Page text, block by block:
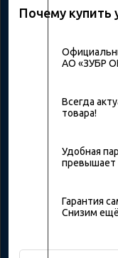
Почему купить
АО «ЗУБР
Всегда
товара!
Удобная
превышает
Гарантия
Снизим ещё